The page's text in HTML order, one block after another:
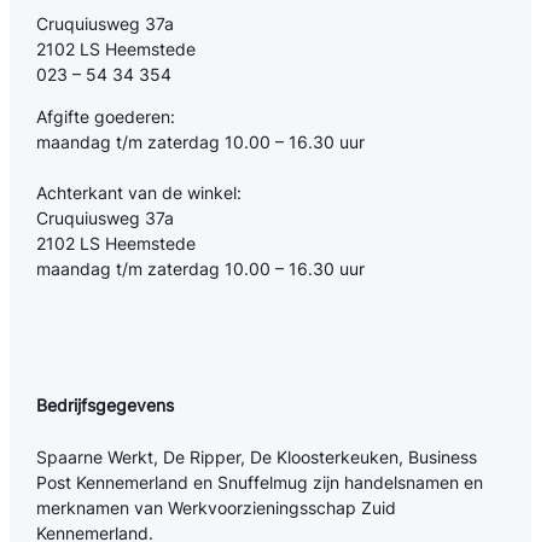
Cruquiusweg 37a
2102 LS Heemstede
023 – 54 34 354
Afgifte goederen:
maandag t/m zaterdag 10.00 – 16.30 uur
Achterkant van de winkel:
Cruquiusweg 37a
2102 LS Heemstede
maandag t/m zaterdag 10.00 – 16.30 uur
Bedrijfsgegevens
Spaarne Werkt, De Ripper, De Kloosterkeuken, Business
Post Kennemerland en Snuffelmug zijn handelsnamen en
merknamen van Werkvoorzieningsschap Zuid
Kennemerland.